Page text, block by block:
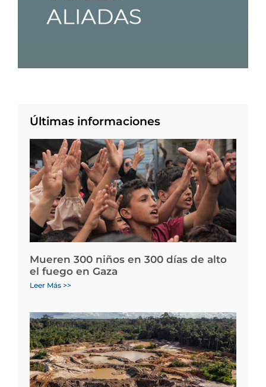
Últimas informaciones
Mueren 300 niños en 300 días de alto
el fuego en Gaza
Leer Más >>